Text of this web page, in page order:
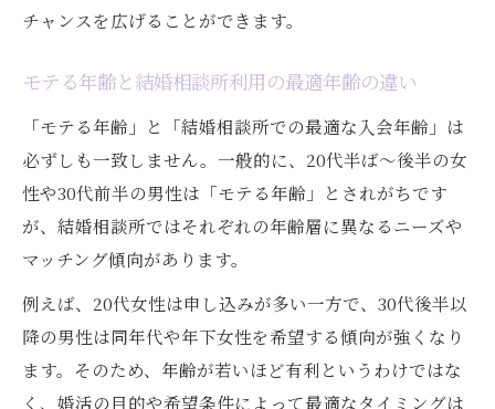
チャンスを広げることができます。
モテる年齢と結婚相談所利用の最適年齢の違い
「モテる年齢」と「結婚相談所での最適な入会年齢」は
必ずしも一致しません。一般的に、20代半ば～後半の女
性や30代前半の男性は「モテる年齢」とされがちです
が、結婚相談所ではそれぞれの年齢層に異なるニーズや
マッチング傾向があります。
例えば、20代女性は申し込みが多い一方で、30代後半以
降の男性は同年代や年下女性を希望する傾向が強くなり
ます。そのため、年齢が若いほど有利というわけではな
く、婚活の目的や希望条件によって最適なタイミングは